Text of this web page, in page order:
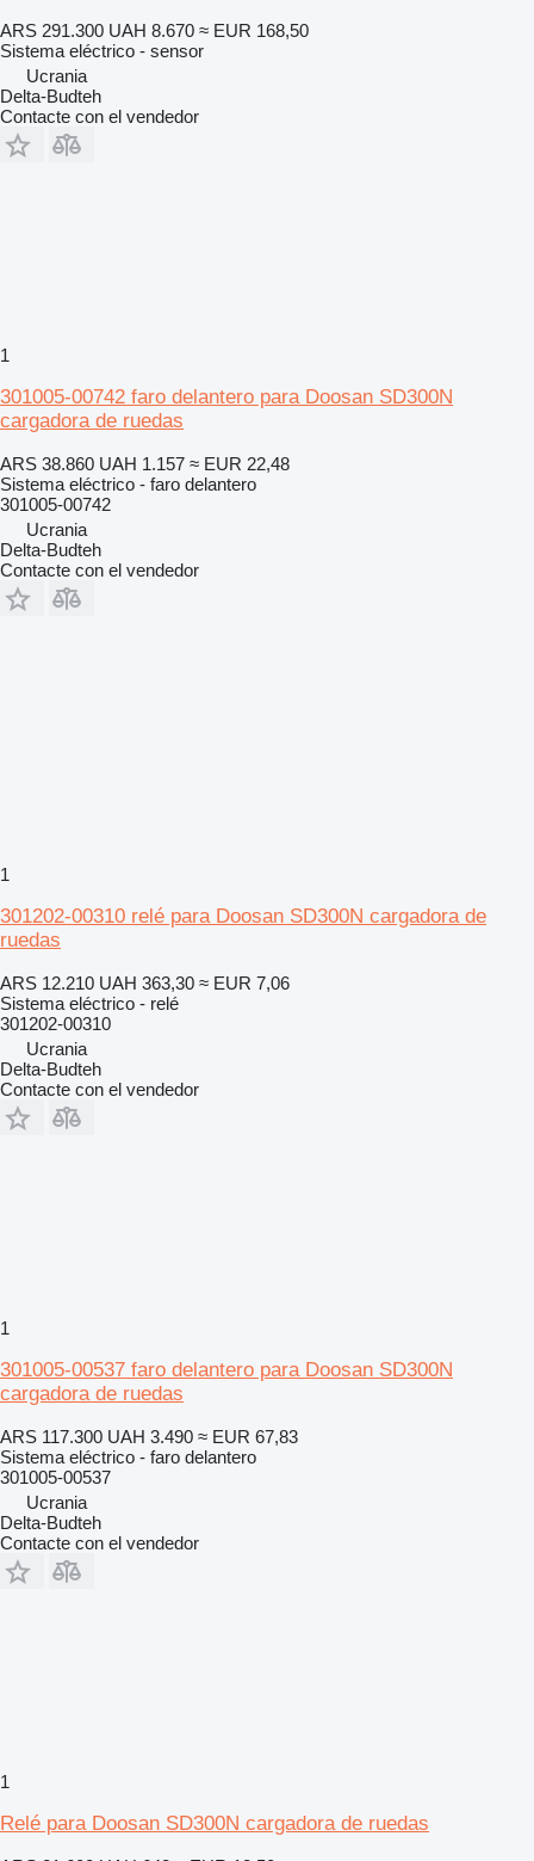
ARS 291.300 UAH 8.670 ≈ EUR 168,50
Sistema eléctrico - sensor
Ucrania
Delta-Budteh
Contacte con el vendedor
1
301005-00742 faro delantero para Doosan SD300N
cargadora de ruedas
ARS 38.860 UAH 1.157 ≈ EUR 22,48
Sistema eléctrico - faro delantero
301005-00742
Ucrania
Delta-Budteh
Contacte con el vendedor
1
301202-00310 relé para Doosan SD300N cargadora de
ruedas
ARS 12.210 UAH 363,30 ≈ EUR 7,06
Sistema eléctrico - relé
301202-00310
Ucrania
Delta-Budteh
Contacte con el vendedor
1
301005-00537 faro delantero para Doosan SD300N
cargadora de ruedas
ARS 117.300 UAH 3.490 ≈ EUR 67,83
Sistema eléctrico - faro delantero
301005-00537
Ucrania
Delta-Budteh
Contacte con el vendedor
1
Relé para Doosan SD300N cargadora de ruedas